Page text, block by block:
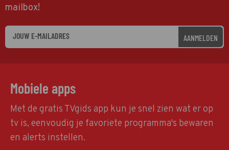
mailbox!
AANMELDEN
Mobiele apps
Met de gratis TVgids app kun je snel zien wat er op
tv is, eenvoudig je favoriete programma's bewaren
en alerts instellen.